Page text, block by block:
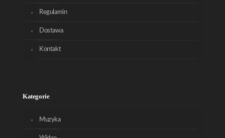
Regulamin
Dostawa
Kontakt
Kategorie
Muzyka